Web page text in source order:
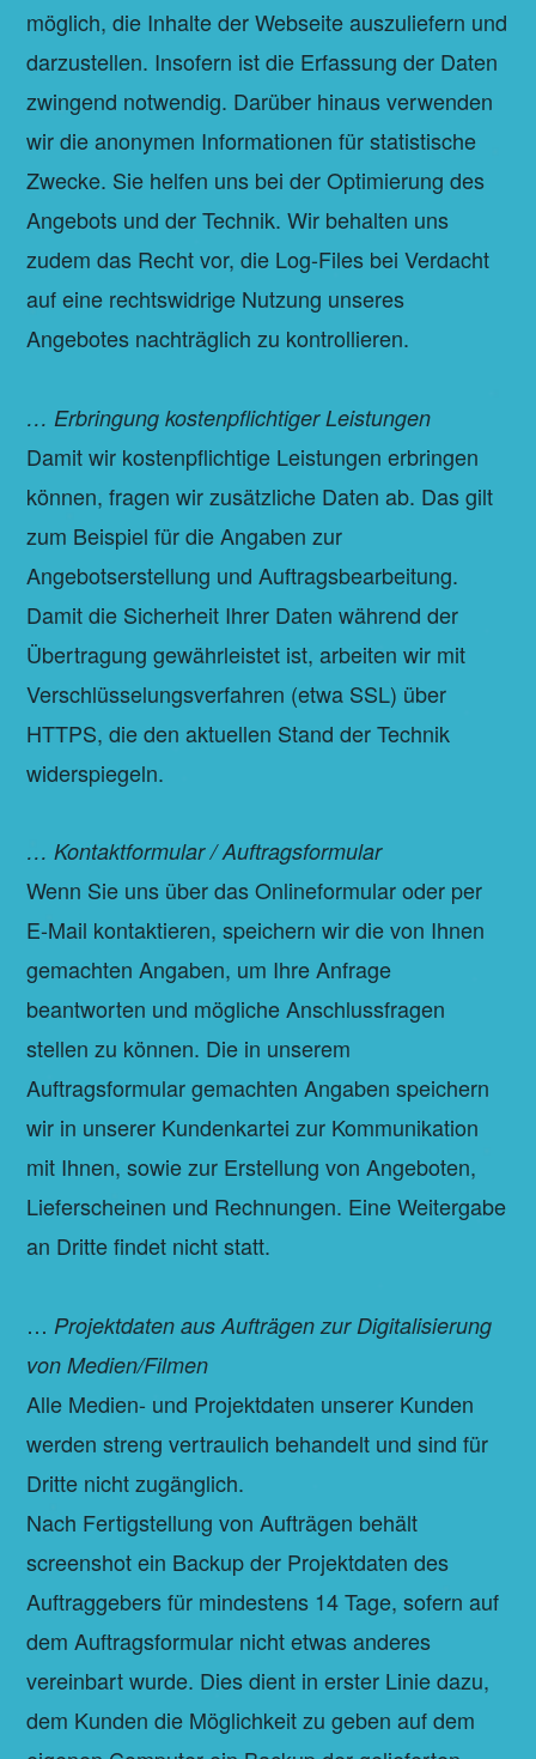
möglich, die Inhalte der Webseite auszuliefern und
darzustellen. Insofern ist die Erfassung der Daten
zwingend notwendig. Darüber hinaus verwenden
wir die anonymen Informationen für statistische
Zwecke. Sie helfen uns bei der Optimierung des
Angebots und der Technik. Wir behalten uns
zudem das Recht vor, die Log-Files bei Verdacht
auf eine rechtswidrige Nutzung unseres
Angebotes nachträglich zu kontrollieren.
… Erbringung kostenpflichtiger Leistungen
Damit wir kostenpflichtige Leistungen erbringen
können, fragen wir zusätzliche Daten ab. Das gilt
zum Beispiel für die Angaben zur
Angebotserstellung und Auftragsbearbeitung.
Damit die Sicherheit Ihrer Daten während der
Übertragung gewährleistet ist, arbeiten wir mit
Verschlüsselungsverfahren (etwa SSL) über
HTTPS, die den aktuellen Stand der Technik
widerspiegeln.
… Kontaktformular / Auftragsformular
Wenn Sie uns über das Onlineformular oder per
E-Mail kontaktieren, speichern wir die von Ihnen
gemachten Angaben, um Ihre Anfrage
beantworten und mögliche Anschlussfragen
stellen zu können. Die in unserem
Auftragsformular gemachten Angaben speichern
wir in unserer Kundenkartei zur Kommunikation
mit Ihnen, sowie zur Erstellung von Angeboten,
Lieferscheinen und Rechnungen. Eine Weitergabe
an Dritte findet nicht statt.
…Projektdaten aus Aufträgen zur Digitalisierung
von Medien/Filmen
Alle Medien- und Projektdaten unserer Kunden
werden streng vertraulich behandelt und sind für
Dritte nicht zugänglich.
Nach Fertigstellung von Aufträgen behält
screenshot ein Backup der Projektdaten des
Auftraggebers für mindestens 14 Tage, sofern auf
dem Auftragsformular nicht etwas anderes
vereinbart wurde. Dies dient in erster Linie dazu,
dem Kunden die Möglichkeit zu geben auf dem